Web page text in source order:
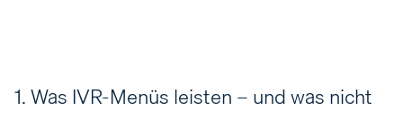
1. Was IVR-Menüs leisten – und was nicht